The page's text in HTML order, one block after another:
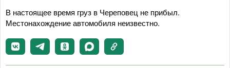
В настоящее время груз в Череповец не прибыл.
Местонахождение автомобиля неизвестно.